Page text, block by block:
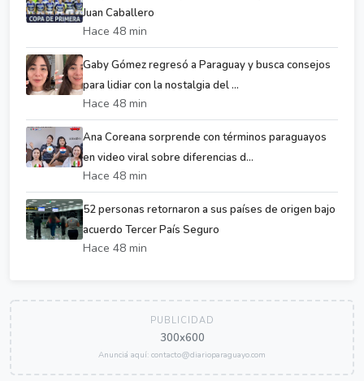
Juan Caballero
Hace 48 min
Gaby Gómez regresó a Paraguay y busca consejos
para lidiar con la nostalgia del ...
Hace 48 min
Ana Coreana sorprende con términos paraguayos
en video viral sobre diferencias d...
Hace 48 min
52 personas retornaron a sus países de origen bajo
acuerdo Tercer País Seguro
Hace 48 min
PUBLICIDAD
300x600
Anunciá aquí: contacto@diarioparaguayo.com